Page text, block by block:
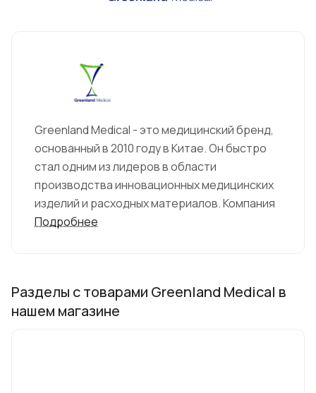
Greenland Medical - это медицинский бренд,
основанный в 2010 году в Китае. Он быстро
стал одним из лидеров в области
производства инновационных медицинских
изделий и расходных материалов. Компания
базируется в городе Шэньчжэнь, который
Greenland Medical специализируется на
разработке и производстве широкого
Подробнее
Разделы с товарами Greenland Medical в
нашем магазине